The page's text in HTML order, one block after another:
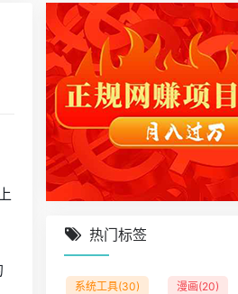
热门标签
系统工具(30) 漫画(20)